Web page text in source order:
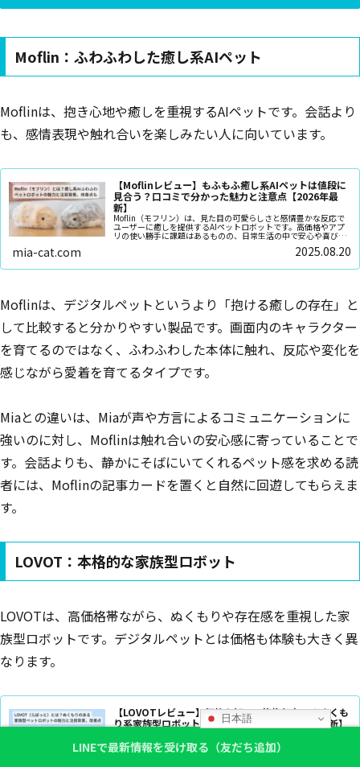
Moflin：ふわふわした癒し系AIペット
Moflinは、抱き心地や癒しを重視するAIペットです。会話より
も、感情表現や触れ合いを楽しみたい人に向いています。
【Moflinレビュー】もふもふ癒し系AIペットは値段に
見合う？口コミで分かった魅力と注意点【2026年最
新】
Moflin（モフリン）は、見た目の可愛らしさと感情豊かな反応で
ユーザーに癒しを提供するAIペットロボットです。高価格やアプ
リの使い勝手に課題はあるものの、日常生活の中で安心や喜びを
もたらしてくれる存在として多くの人に支持されています。孤独
を感じがちな人、ペットを飼えない環境にいる人にとって、
mia-cat.com 2025.08.20
Moflinは、デジタルペットというより「抱ける癒しの存在」と
して比較すると分かりやすい製品です。画面内のキャラクター
を育てるのではなく、ふわふわした本体に触れ、反応や変化を
感じながら愛着を育てるタイプです。
Miaとの違いは、Miaが声や方言によるコミュニケーションに
強いのに対し、Moflinは触れ合いの安心感に寄っていることで
す。会話よりも、静かにそばにいてくれるペット感を求める読
者には、Moflinの記事カードを置くと自然に回遊してもらえま
す。
LOVOT：本格的な家族型ロボット
LOVOTは、高価格帯ながら、ぬくもりや存在感を重視した家
族型ロボットです。デジタルペットとは価格も体験も大きく異
なります。
【LOVOTレビュー】価格を知って後悔しない？ぬくも
り系家族型ロボットの口コミと注意点【2026年最新】
い触感、自律行動による“家族感”が魅力な一方、高価格や月額
費、稼働30〜45分・充電15〜30分、修理の難しさなど課題も。
LINEで最新情報を受け取る（友だち追加）
日本語